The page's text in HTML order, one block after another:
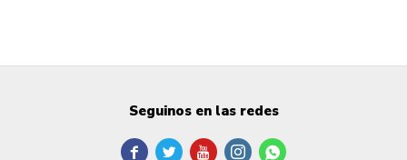
Seguinos en las redes
    